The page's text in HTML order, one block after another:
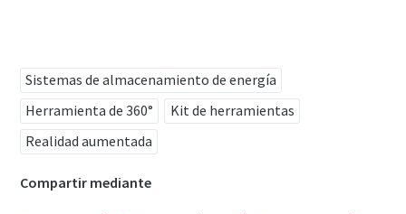
Sistemas de almacenamiento de energía
Herramienta de 360°
Kit de herramientas
Realidad aumentada
Compartir mediante